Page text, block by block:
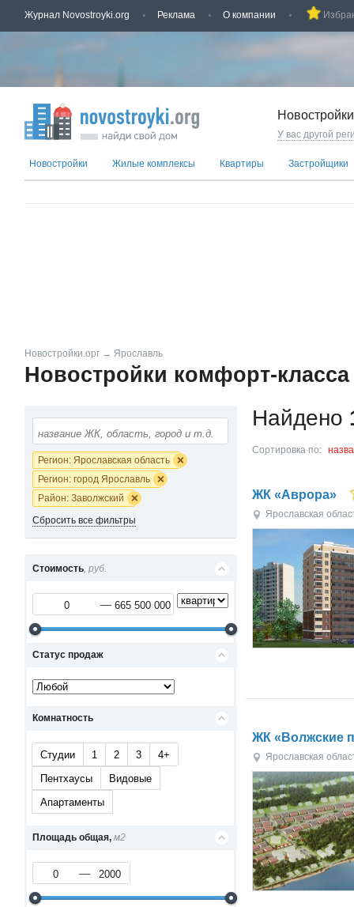
Журнал Novostroyki.org Реклама О компании
У вас другой
Новостройки Жилые комплексы Квартиры Застройщики
Новостройки.орг → Ярославль
Новостройки комфорт-
Регион: Ярославская область
Регион: город Ярославль
Район: Заволжский
Сбросить все фильтры
Стоимость, руб.
Статус продаж
Комнатность
Студии 1 2 3
4+
Пентхаусы
Видовые
Апартаменты
Площадь общая, м2
Найдено
Сортировка по:
ЖК «Аврора»
Ярославская
ЖК «Волжские
Ярославская